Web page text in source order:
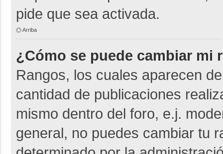
pide que sea activada.
Arriba
¿Cómo se puede cambiar mi
Rangos, los cuales aparecen
cantidad de publicaciones
mismo dentro del foro, e.j.
general, no puedes cambiar tu